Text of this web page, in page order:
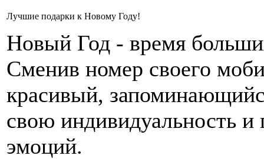
Лучшие подарки к Новому Году!
Новый Год - время
Сменив номер своего
красивый,
свою индивидуальность
эмоций.